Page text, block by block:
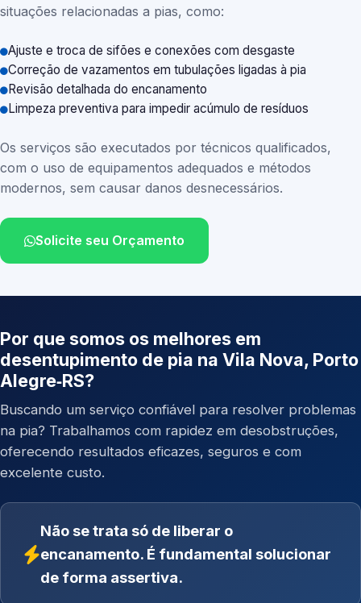
situações relacionadas a pias, como:
Ajuste e troca de sifões e conexões com desgaste
Correção de vazamentos em tubulações ligadas à pia
Revisão detalhada do encanamento
Limpeza preventiva para impedir acúmulo de resíduos
Os serviços são executados por técnicos qualificados,
com o uso de equipamentos adequados e métodos
modernos, sem causar danos desnecessários.
Solicite seu Orçamento
Por que somos os melhores em
desentupimento de pia na Vila Nova, Porto
Alegre‑RS?
Buscando um serviço confiável para resolver problemas
na pia? Trabalhamos com rapidez em desobstruções,
oferecendo resultados eficazes, seguros e com
excelente custo.
Não se trata só de liberar o
encanamento. É fundamental solucionar
de forma assertiva.